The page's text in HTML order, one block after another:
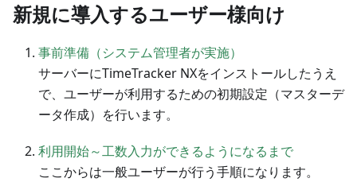
新規に導入するユーザー様向け
事前準備（システム管理者が実施）
サーバーにTimeTracker NXをインストールしたうえ
で、ユーザーが利用するための初期設定（マスターデ
ータ作成）を行います。
利用開始～工数入力ができるようになるまで
ここからは一般ユーザーが行う手順になります。